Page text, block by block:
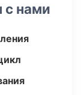
с нами